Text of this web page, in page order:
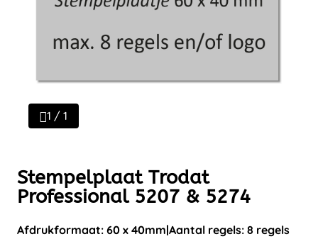
1 / 1
Stempelplaat Trodat
Professional 5207 & 5274
Afdrukformaat: 60 x 40mm Aantal regels: 8 regels